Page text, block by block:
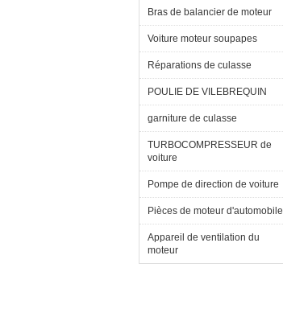
Bras de balancier de moteur
Voiture moteur soupapes
Réparations de culasse
POULIE DE VILEBREQUIN
garniture de culasse
TURBOCOMPRESSEUR de
voiture
Pompe de direction de voiture
Pièces de moteur d'automobile
Appareil de ventilation du
moteur